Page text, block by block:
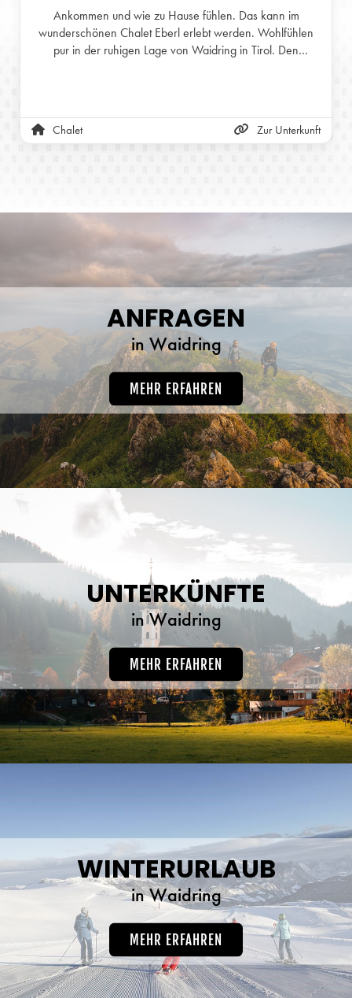
Ankommen und wie zu Hause fühlen. Das kann im
wunderschönen Chalet Eberl erlebt werden. Wohlfühlen
pur in der ruhigen Lage von Waidring in Tirol. Den
Chalet Zur Unterkunft
ANFRAGEN
in Waidring
MEHR ERFAHREN
UNTERKÜNFTE
in Waidring
MEHR ERFAHREN
WINTERURLAUB
in Waidring
MEHR ERFAHREN